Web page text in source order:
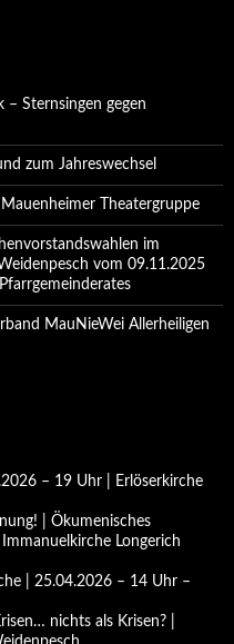
– Sternsingen gegen
zum Jahreswechsel
Theatergruppe
im
vom 09.11.2025
MauNieWei Allerheiligen
– 19 Uhr | Erlöserkirche
| Ökumenisches
Longerich
| 25.04.2026 – 14 Uhr –
nichts als Krisen? |